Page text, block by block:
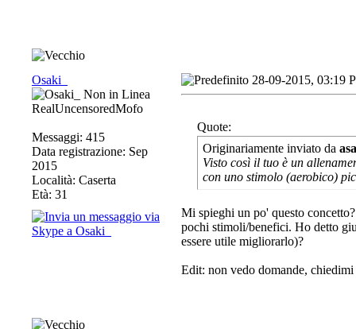
Osaki_
RealUncensoredMofo
Messaggi: 415
Data registrazione: Sep
2015
Località: Caserta
Età: 31
28-09-2015, 03:19
Quote:
Originariamente inviato da
Visto così il tuo è un
con uno stimolo (aerobico)
Mi spieghi un po' questo
pochi stimoli/benefici. Ho detto
essere utile migliorarlo)?
Edit: non vedo domande,